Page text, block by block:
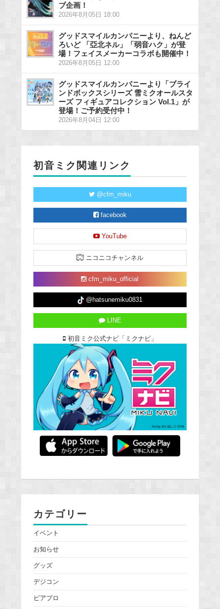
ブ企画！
2026年8月05日 18:00
グッドスマイルカンパニーより、ねんど
ろいど 「亞北ネル」「弱音ハク」が登
場！フェイスメーカーコラボも開催中！
2026年8月05日 12:00
グッドスマイルカンパニーより「ブライ
ンドボックスシリーズ 雪ミクオールスタ
ーズ フィギュアコレクション Vol.1」が
登場！ご予約受付中！
2026年8月04日 12:00
初音ミク関連リンク
@cfm_miku
facebook
YouTube
ニコニコチャンネル
cfm_miku_official
@hatsunemiku0831
LINE
初音ミク公式ナビ「ミクナビ」
カテゴリー
イベント
お知らせ
グッズ
デジコン
ピアプロ